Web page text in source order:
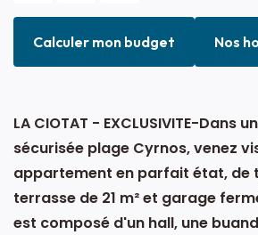
Calculer mon budget Nos
LA CIOTAT - EXCLUSIVITE-Dans
sécurisée plage Cyrnos, venez
appartement en parfait état, de
terrasse de 21 m² et garage
est composé d'un hall, une